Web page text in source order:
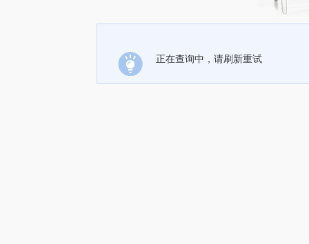
正在查询中，请刷新重试